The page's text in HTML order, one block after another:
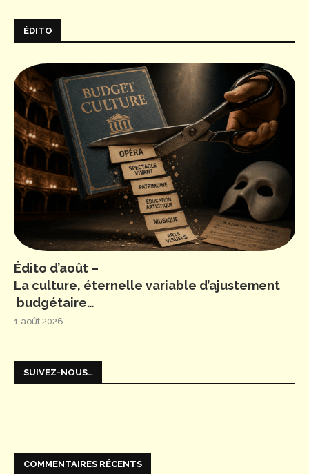
ÉDITO
Édito d’août –
La culture, éternelle variable d’ajustement
budgétaire…
1 août 2026
SUIVEZ-NOUS…
COMMENTAIRES RÉCENTS